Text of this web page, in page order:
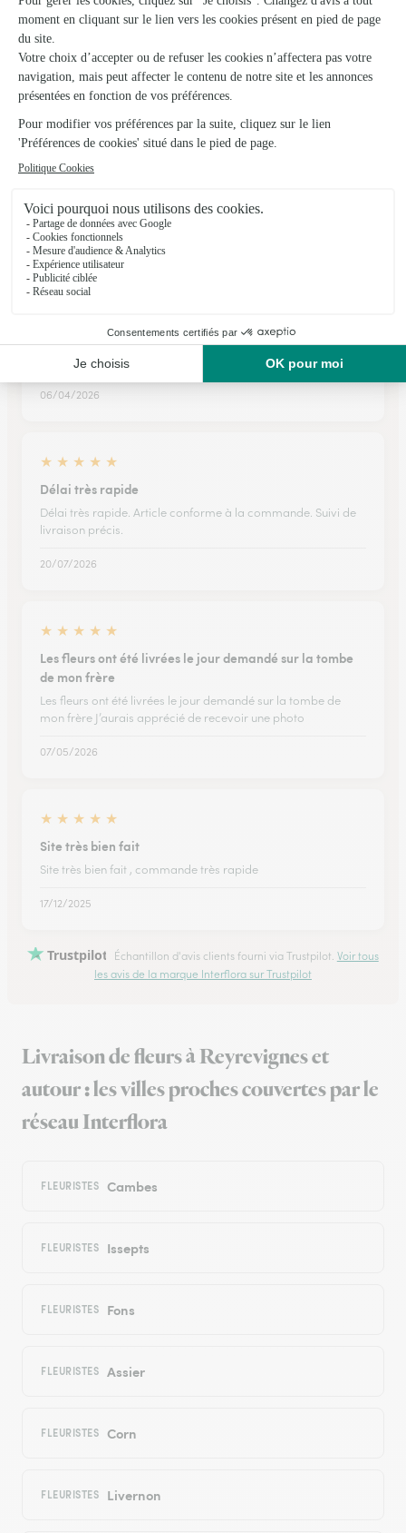
Decazeville
★★
77, rue Cayrade
Voir la boutique
Reyrevignes
★ ★ ★ ★
It is wonderful to send Flowers where I want ! The Flowers are
beautiful and last longer.
06/04/2026
★ ★ ★ ★ ★
Délai très rapide
Délai très rapide. Article conforme à la commande. Suivi de
livraison précis.
20/07/2026
★ ★ ★ ★ ★
Les fleurs ont été livrées le jour demandé sur la tombe
de mon frère
Les fleurs ont été livrées le jour demandé sur la tombe de
mon frère J’aurais apprécié de recevoir une photo
07/05/2026
★ ★ ★ ★ ★
Site très bien fait
Site très bien fait , commande très rapide
17/12/2025
Trustpilot Échantillon d'avis clients fourni via Trustpilot. Voir tous
les avis de la marque Interflora sur Trustpilot
Livraison de fleurs à Reyrevignes et
autour : les villes proches couvertes par le
réseau Interflora
FLEURISTES Cambes
FLEURISTES Issepts
FLEURISTES Fons
FLEURISTES Assier
FLEURISTES Corn
FLEURISTES Livernon